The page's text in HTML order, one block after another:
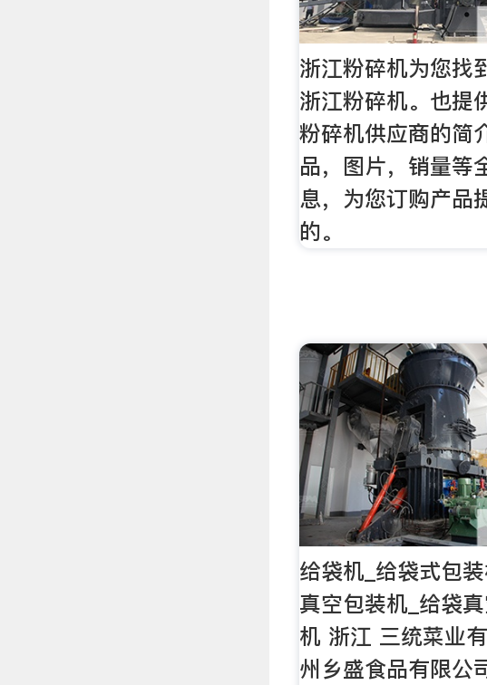
浙江粉碎机为您找
浙江粉碎机。也提
粉碎机供应商的简
品，图片，销量等
息，为您订购产品
的。
给袋机_给袋式包
真空包装机_给袋
机 浙江 三统菜业
州乡盛食品有限公